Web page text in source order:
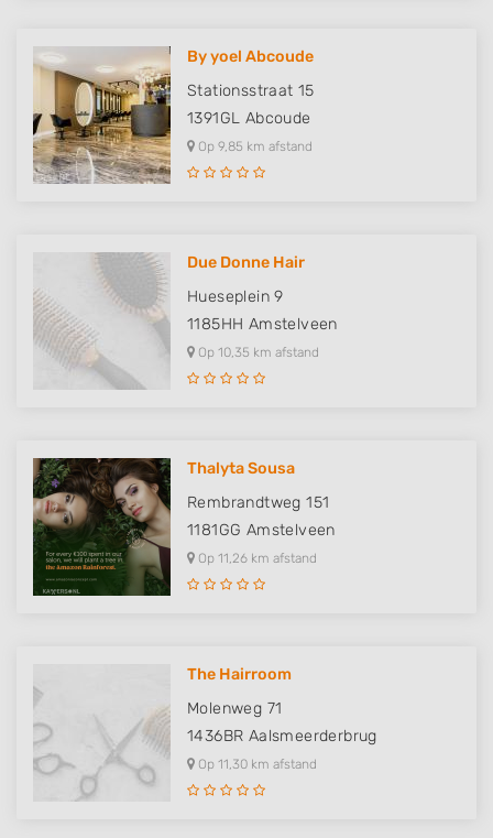
By yoel Abcoude
Stationsstraat 15
1391GL Abcoude
Op 9,85 km afstand
Due Donne Hair
Hueseplein 9
1185HH Amstelveen
Op 10,35 km afstand
Thalyta Sousa
Rembrandtweg 151
1181GG Amstelveen
Op 11,26 km afstand
The Hairroom
Molenweg 71
1436BR Aalsmeerderbrug
Op 11,30 km afstand